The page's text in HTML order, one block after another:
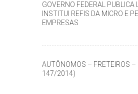
GOVERNO FEDERAL PUBLICA
INSTITUI REFIS DA MICRO E
EMPRESAS
AUTÔNOMOS – FRETEIROS –
147/2014)